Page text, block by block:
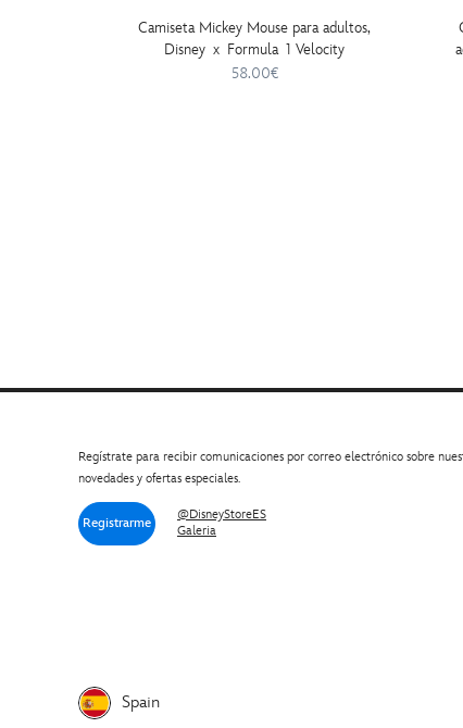
Camiseta Mickey Mouse para adultos,
Disney x Formula 1 Velocity
58.00€
Regístrate para recibir comunicaciones por correo electrónico sobre
novedades y ofertas especiales.
Registrarme
@DisneyStoreES
Galeria
Spain